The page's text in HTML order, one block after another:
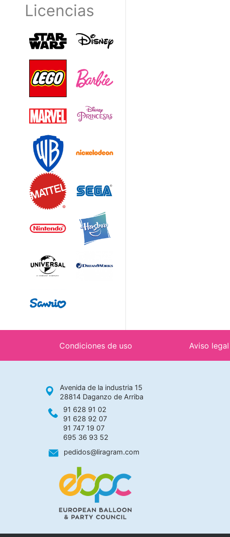
Licencias
Condiciones de uso Aviso legal
Avenida de la industria 15
28814 Daganzo de Arriba
91 628 91 02
91 628 92 07
91 747 19 07
695 36 93 52
pedidos@liragram.com